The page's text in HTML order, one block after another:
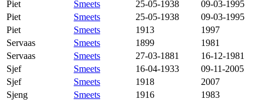
Piet Smeets 25-05-1938
09-03-1995
Piet
Smeets 25-05-1938
09-03-1995
Piet
Smeets 1913
1997
Servaas
Smeets 1899
1981
Servaas
Smeets 27-03-1881
16-12-1981
Sjef
Smeets 16-04-1933
09-11-2005
Sjef
Smeets 1918
2007
Sjeng
Smeets 1916
1983